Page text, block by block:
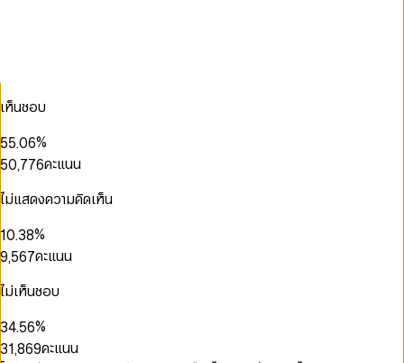
เห็นชอบ
3
5
6
7
8
9
3
5
6
7
8
9
.0
1
2
3
4
5
6
7
9
4
6
7
8
9
%
0
2
4
5
7
9
0
2
4
5
6
7
8
,
4
6
7
9
4
6
7
9
3
4
5
6
8
คะแนน
ไม่แสดงความคิดเห็น
1
2
3
4
5
6
7
8
0
1
2
3
4
5
6
7
.
1
3
4
5
6
7
8
9
0
2
3
4
6
8
9
%
0
2
3
4
5
6
8
9,
0
1
2
4
5
7
9
0
1
3
5
6
8
0
1
2
3
4
6
7
9
คะแนน
ไม่เห็นชอบ
1
3
4
0
2
4
5
.
0
1
3
5
6
0
1
2
4
6
7
%
0
2
3
0
1,
1
2
3
4
5
7
8
0
1
2
3
5
6
0
2
3
4
6
7
8
9คะแนน